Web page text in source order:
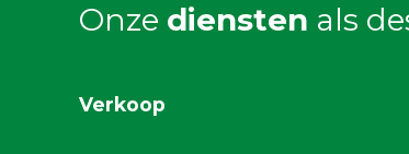
Onze diensten als
Verkoop